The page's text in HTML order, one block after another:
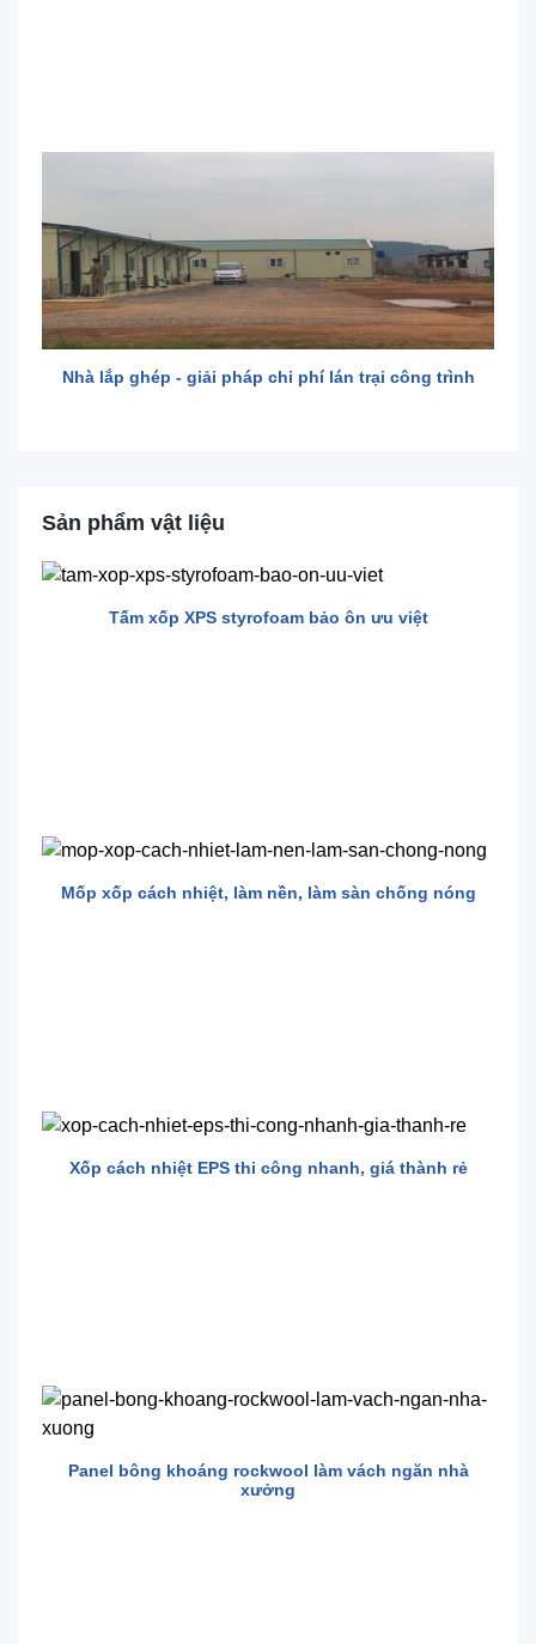
Nhà lắp ghép - giải pháp chi phí lán trại công trình
Sản phẩm vật liệu
Tấm xốp XPS styrofoam bảo ôn ưu việt
Mốp xốp cách nhiệt, làm nền, làm sàn chống nóng
Xốp cách nhiệt EPS thi công nhanh, giá thành rẻ
Panel bông khoáng rockwool làm vách ngăn nhà
xưởng